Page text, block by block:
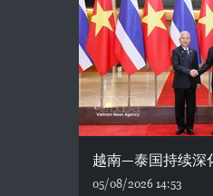
越南—泰国持续深
05/08/2026 14:53